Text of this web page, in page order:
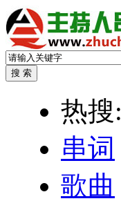
热搜:
串词
歌曲